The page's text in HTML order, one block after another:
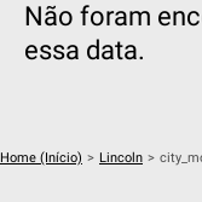
Não foram
essa data.
Home (Início) > Lincoln >